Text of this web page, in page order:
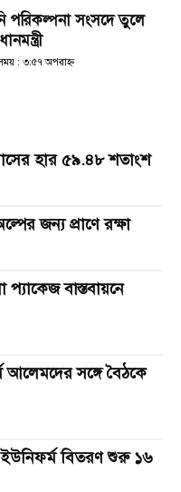
পরিকল্পনা সংসদে তুলে
: ৩:৫৭ অপরাহ্ণ
হার ৫৯.৪৮ শতাংশ
জন্য প্রাণে রক্ষা
প্যাকেজ বাস্তবায়নে
আলেমদের সঙ্গে বৈঠকে
ইউনিফর্ম বিতরণ শুরু ১৬